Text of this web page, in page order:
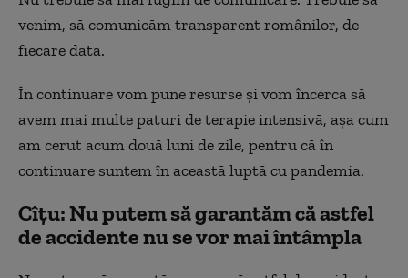
venim, să comunicăm transparent românilor, de
fiecare dată.
În continuare vom pune resurse și vom încerca să
avem mai multe paturi de terapie intensivă, așa cum
am cerut acum două luni de zile, pentru că în
continuare suntem în această luptă cu pandemia.
Cîțu: Nu putem să garantăm că astfel
de accidente nu se vor mai întâmpla